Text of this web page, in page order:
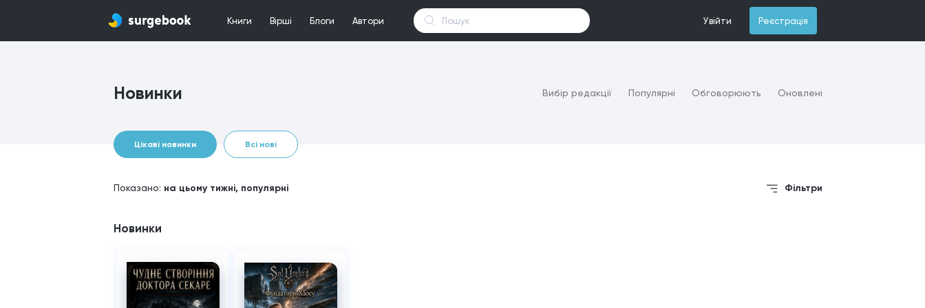
Книги Вірші Блоги Автори Увійти Реєстрація
Новинки Вибір редакції Популярні Обговорюють Оновлені
Цікаві новинки Всі нові
Показано: на цьому тижні, популярні Фільтри
Новинки